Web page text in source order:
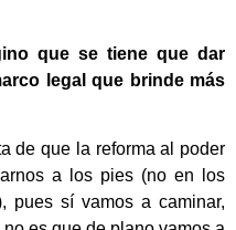
que se tiene que dar
legal que brinde más
de que la reforma al poder
a los pies (no en los
pues sí vamos a caminar,